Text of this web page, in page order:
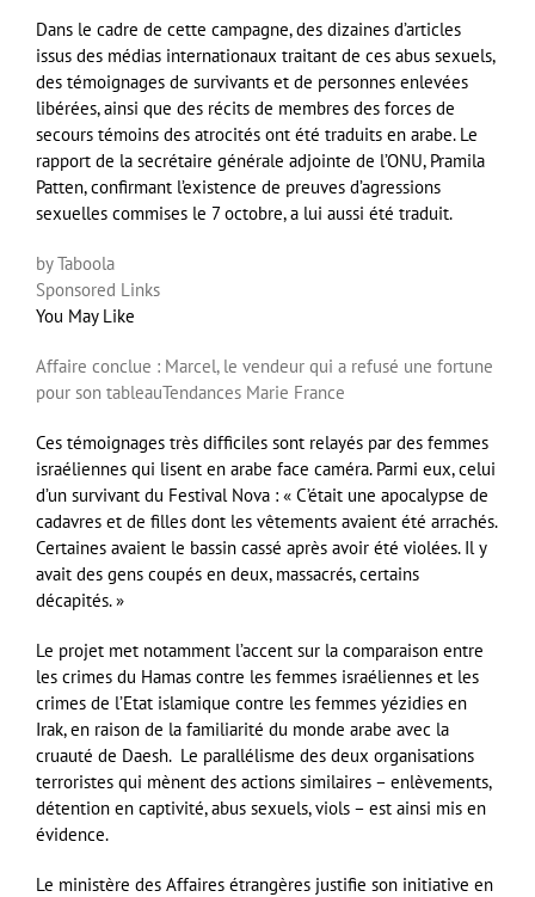
Dans le cadre de cette campagne, des dizaines d’articles
issus des médias internationaux traitant de ces abus sexuels,
des témoignages de survivants et de personnes enlevées
libérées, ainsi que des récits de membres des forces de
secours témoins des atrocités ont été traduits en arabe. Le
rapport de la secrétaire générale adjointe de l’ONU, Pramila
Patten, confirmant l’existence de preuves d’agressions
sexuelles commises le 7 octobre, a lui aussi été traduit.
by Taboola
Sponsored Links
You May Like
Affaire conclue : Marcel, le vendeur qui a refusé une fortune
pour son tableauTendances Marie France
Ces témoignages très difficiles sont relayés par des femmes
israéliennes qui lisent en arabe face caméra. Parmi eux, celui
d’un survivant du Festival Nova : « C’était une apocalypse de
cadavres et de filles dont les vêtements avaient été arrachés.
Certaines avaient le bassin cassé après avoir été violées. Il y
avait des gens coupés en deux, massacrés, certains
décapités. »
Le projet met notamment l’accent sur la comparaison entre
les crimes du Hamas contre les femmes israéliennes et les
crimes de l’Etat islamique contre les femmes yézidies en
Irak, en raison de la familiarité du monde arabe avec la
cruauté de Daesh. Le parallélisme des deux organisations
terroristes qui mènent des actions similaires – enlèvements,
détention en captivité, abus sexuels, viols – est ainsi mis en
évidence.
Le ministère des Affaires étrangères justifie son initiative en